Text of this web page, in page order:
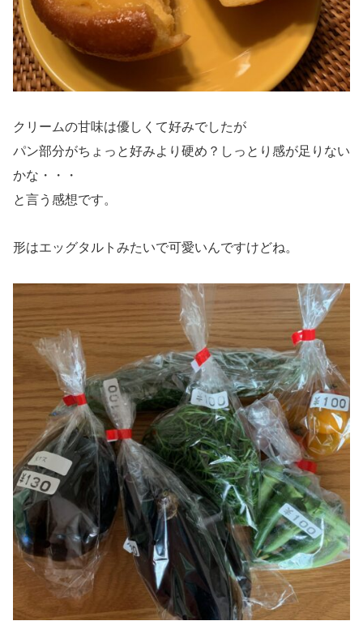
クリームの甘味は優しくて好みでしたが
パン部分がちょっと好みより硬め？しっとり感が足りない
かな・・・
と言う感想です。
形はエッグタルトみたいで可愛いんですけどね。